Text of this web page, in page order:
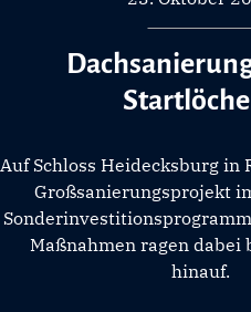
Auf Schloss Heidecksburg in
Großsanierungsprojekt
Maßnahmen ragen dabei
hinauf.